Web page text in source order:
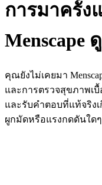
การมาครั้
Menscape
คุณยังไม่เคยมา
และการตรวจสุขภาพเ
และรับคำตอบที่แท้จริง
ผูกมัดหรือแรงกดดันใดๆ